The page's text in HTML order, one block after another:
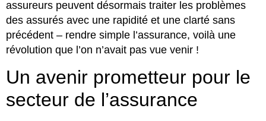
assureurs peuvent désormais traiter les problèmes
des assurés avec une rapidité et une clarté sans
précédent – rendre simple l’assurance, voilà une
révolution que l’on n’avait pas vue venir !
Un avenir prometteur pour le
secteur de l’assurance